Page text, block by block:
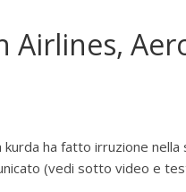
Airlines,
ha fatto irruzione nella
(vedi sotto video e